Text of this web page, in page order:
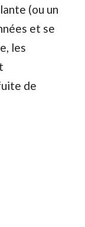
(ou un
et se
les
de